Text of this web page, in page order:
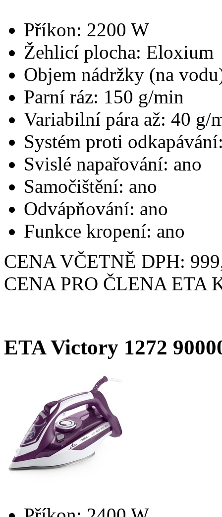
Příkon: 2200 W
Žehlicí plocha: Eloxium
Objem nádržky (na
Parní ráz: 150 g/min
Variabilní pára až: 40 g/
Systém proti
Svislé napařování: ano
Samočištění: ano
Odvápňování: ano
Funkce kropení: ano
CENA VČETNĚ DPH:
CENA PRO ČLENA ETA
ETA Victory 1272